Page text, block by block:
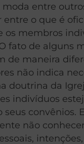
entre
entre o que é
os membros
fato de alguns
de maneira
não indica
doutrina da
indivíduos
seus convênios.
não